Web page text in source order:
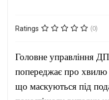
Ratings (0)
Головне управління
попереджає про
що маскуються під